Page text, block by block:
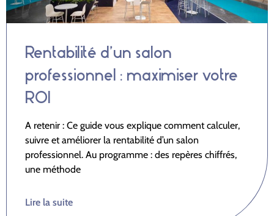
Rentabilité d’un salon
professionnel : maximiser votre
ROI
A retenir : Ce guide vous explique comment calculer,
suivre et améliorer la rentabilité d’un salon
professionnel. Au programme : des repères chiffrés,
une méthode
Lire la suite